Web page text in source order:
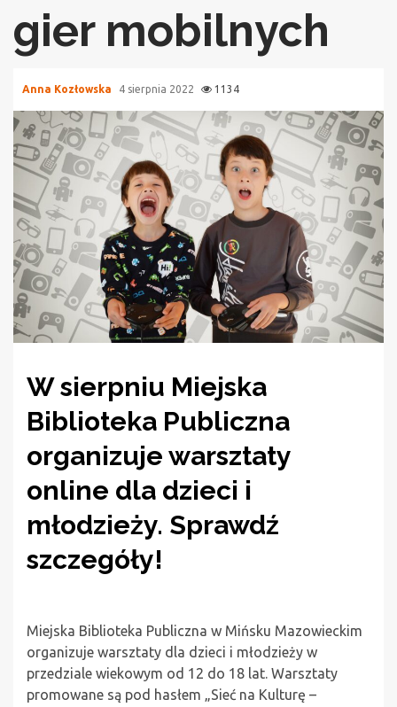
gier mobilnych
Anna Kozłowska 4 sierpnia 2022 1134
W sierpniu Miejska
Biblioteka Publiczna
organizuje warsztaty
online dla dzieci i
młodzieży. Sprawdź
szczegóły!
Miejska Biblioteka Publiczna w Mińsku Mazowieckim
organizuje warsztaty dla dzieci i młodzieży w
przedziale wiekowym od 12 do 18 lat. Warsztaty
promowane są pod hasłem „Sieć na Kulturę –